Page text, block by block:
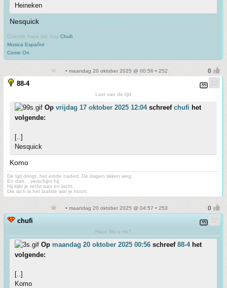
Heineken
Nesquick
Cuando haya sol, hay Chufi
Musica Español
Come On
• maandag 20 oktober 2025 @ 00:56 • 252
88-4
Last van de tijd
Op vrijdag 17 oktober 2025 12:04schreef chufi het
volgende:
[..]
Nesquick
Komo
De tijd dringt, het einde nadert. De dagen tikken weg.
En dan... verschijnt hij.
Hij kijkt je recht aan en lacht.
Die lach is het laatste wat je hoort.
• maandag 20 oktober 2025 @ 04:57 • 253
chufi
Hace frio o no?
Op maandag 20 oktober 2025 00:56 schreef 88-4het
volgende:
[..]
Komo